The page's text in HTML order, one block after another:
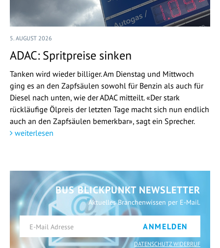
5. AUGUST 2026
ADAC: Spritpreise sinken
Tanken wird wieder billiger. Am Dienstag und Mittwoch
ging es an den Zapfsäulen sowohl für Benzin als auch für
Diesel nach unten, wie der ADAC mitteilt. «Der stark
rückläufige Ölpreis der letzten Tage macht sich nun endlich
auch an den Zapfsäulen bemerkbar», sagt ein Sprecher.
weiterlesen
BUS BLICKPUNKT NEWSLETTER
Aktuelles Branchenwissen per E-Mail.
ANMELDEN
DATENSCHUTZ WIDERRUF